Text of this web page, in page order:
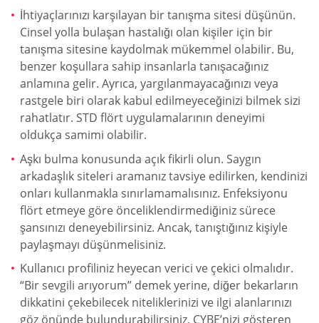
İhtiyaçlarınızı karşılayan bir tanışma sitesi düşünün.
Cinsel yolla bulaşan hastalığı olan kişiler için bir
tanışma sitesine kaydolmak mükemmel olabilir. Bu,
benzer koşullara sahip insanlarla tanışacağınız
anlamına gelir. Ayrıca, yargılanmayacağınızı veya
rastgele biri olarak kabul edilmeyeceğinizi bilmek sizi
rahatlatır. STD flört uygulamalarının deneyimi
oldukça samimi olabilir.
Aşkı bulma konusunda açık fikirli olun. Saygın
arkadaşlık siteleri aramanız tavsiye edilirken, kendinizi
onları kullanmakla sınırlamamalısınız. Enfeksiyonu
flört etmeye göre önceliklendirmediğiniz sürece
şansınızı deneyebilirsiniz. Ancak, tanıştığınız kişiyle
paylaşmayı düşünmelisiniz.
Kullanıcı profiliniz heyecan verici ve çekici olmalıdır.
“Bir sevgili arıyorum” demek yerine, diğer bekarların
dikkatini çekebilecek niteliklerinizi ve ilgi alanlarınızı
göz önünde bulundurabilirsiniz. CYBE’nizi gösteren